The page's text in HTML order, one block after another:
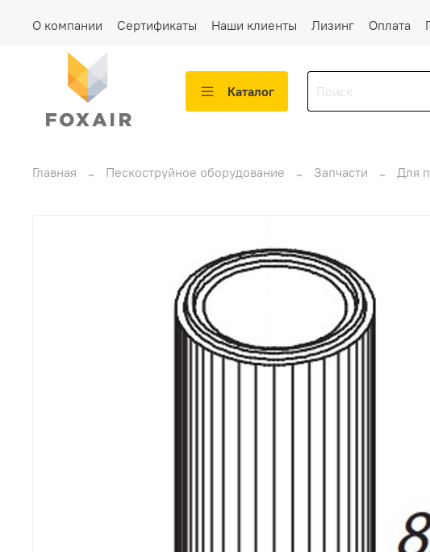
О компании Сертификаты Наши клиенты Лизинг Оплата
Каталог
Главная Пескоструйное оборудование Запчасти Для